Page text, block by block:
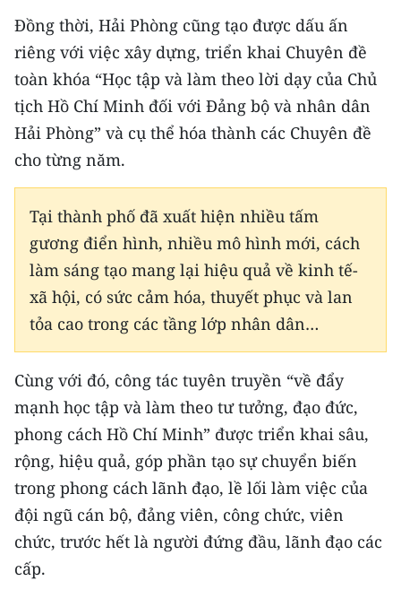
Đồng bằng sông Hồng
Bắc Trung Bộ
Duyên hải Nam Trung Bộ và Tây
Nguyên
Đông Nam Bộ
Chuyên trang Hà Nội
Chuyên trang TP. Hồ Chí Minh
CHUYÊN ĐỀ
VỀ BÁO NHÂN DÂN
THỜI NAY
NHÂN DÂN CUỐI TUẦN
NHÂN DÂN HẰNG THÁNG
Đồng thời, Hải Phòng cũng tạo được dấu ấn
riêng với việc xây dựng, triển khai Chuyên đề
toàn khóa “Học tập và làm theo lời dạy của Chủ
tịch Hồ Chí Minh đối với Đảng bộ và nhân dân
Hải Phòng” và cụ thể hóa thành các Chuyên đề
cho từng năm.
Tại thành phố đã xuất hiện nhiều tấm
gương điển hình, nhiều mô hình mới, cách
làm sáng tạo mang lại hiệu quả về kinh tế-
xã hội, có sức cảm hóa, thuyết phục và lan
tỏa cao trong các tầng lớp nhân dân…
Cùng với đó, công tác tuyên truyền “về đẩy
mạnh học tập và làm theo tư tưởng, đạo đức,
phong cách Hồ Chí Minh” được triển khai sâu,
rộng, hiệu quả, góp phần tạo sự chuyển biến
trong phong cách lãnh đạo, lề lối làm việc của
đội ngũ cán bộ, đảng viên, công chức, viên
chức, trước hết là người đứng đầu, lãnh đạo các
cấp.